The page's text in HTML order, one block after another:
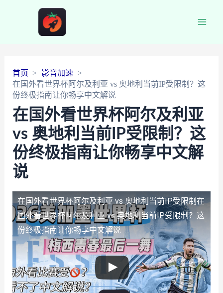
首页
影音加速
在国外看世界杯阿尔及利亚 vs 奥地利当前IP受限制？这
份终极指南让你畅享中文解说
在国外看世界杯阿尔及利亚
vs 奥地利当前IP受限制？这
份终极指南让你畅享中文解
说
在国外看世界杯阿尔及利亚 vs 奥地利当前IP受限制 在
国外看世界杯阿尔及利亚 vs 奥地利当前IP受限制？这
份终极指南让你畅享中文解说